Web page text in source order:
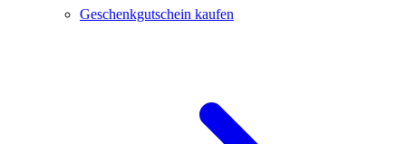
Geschenkgutschein kaufen